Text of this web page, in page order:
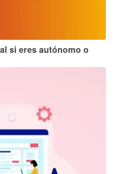
si eres autónomo o